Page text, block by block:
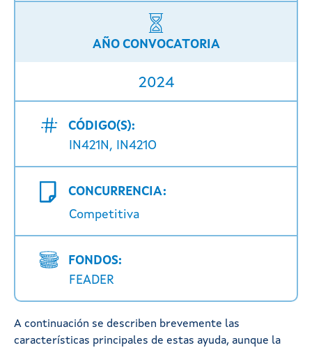
AÑO CONVOCATORIA
2024
CÓDIGO(S):
IN421N, IN421O
CONCURRENCIA:
Competitiva
FONDOS:
FEADER
A continuación se describen brevemente las
características principales de estas ayuda, aunque la